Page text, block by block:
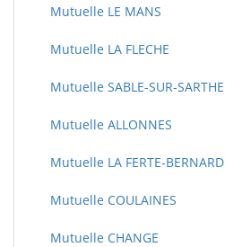
Mutuelle LE MANS
Mutuelle LA FLECHE
Mutuelle SABLE-SUR-SARTHE
Mutuelle ALLONNES
Mutuelle LA FERTE-BERNARD
Mutuelle COULAINES
Mutuelle CHANGE